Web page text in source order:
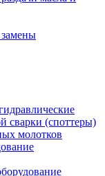
сварки (споттеры)
молотков